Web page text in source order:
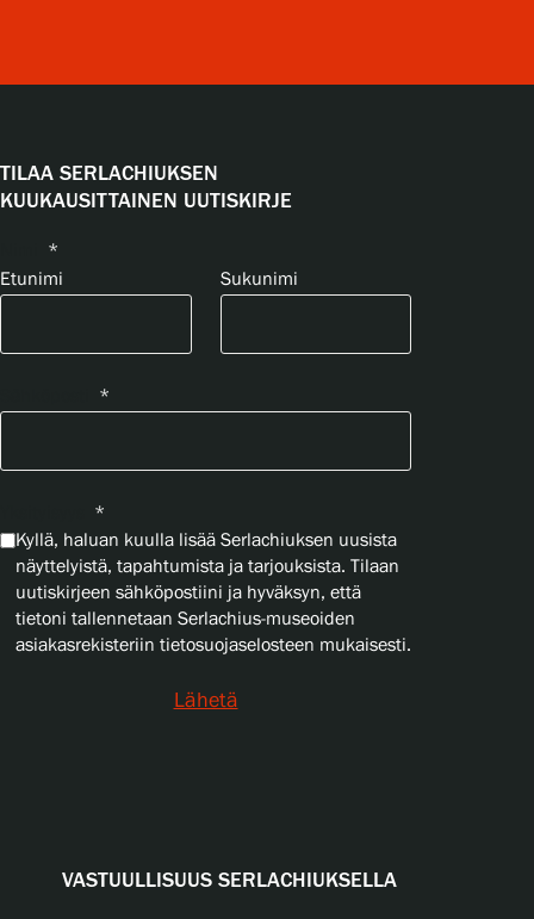
TILAA SERLACHIUKSEN
KUUKAUSITTAINEN UUTISKIRJE
*
Etunimi
Sukunimi
*
*
Kyllä, haluan kuulla lisää Serlachiuksen uusista
näyttelyistä, tapahtumista ja tarjouksista. Tilaan
uutiskirjeen sähköpostiini ja hyväksyn, että
tietoni tallennetaan Serlachius-museoiden
asiakasrekisteriin tietosuojaselosteen mukaisesti.
Lähetä
VASTUULLISUUS SERLACHIUKSELLA